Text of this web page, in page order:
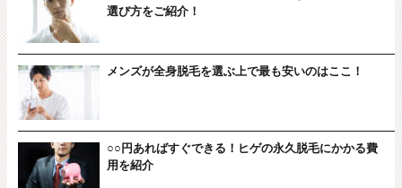
選び方をご紹介！
メンズが全身脱毛を選ぶ上で最も安いのはここ！
○○円あればすぐできる！ヒゲの永久脱毛にかかる費
用を紹介